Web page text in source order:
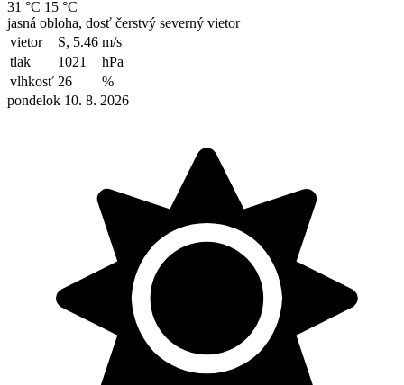
31 °C 15 °C
jasná obloha, dosť čerstvý severný vietor
vietor
S, 5.46 m/s
tlak
1021
hPa
vlhkosť 26
%
pondelok 10. 8. 2026